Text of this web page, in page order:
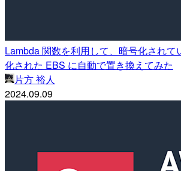
Lambda 関数を利用して、暗号化されて
化された EBS に自動で置き換えてみた
片方 裕人
2024.09.09